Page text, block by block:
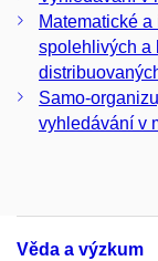
Matematické
spolehlivých a
Samo-
vyhledávání v
Věda a výzkum